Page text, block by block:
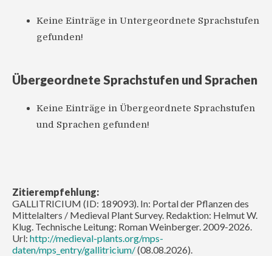
Keine Einträge in Untergeordnete Sprachstufen
gefunden!
Übergeordnete Sprachstufen und Sprachen
Keine Einträge in Übergeordnete Sprachstufen
und Sprachen gefunden!
Zitierempfehlung:
GALLITRICIUM (ID: 189093). In: Portal der Pflanzen des
Mittelalters / Medieval Plant Survey. Redaktion: Helmut W.
Klug. Technische Leitung: Roman Weinberger. 2009-2026.
Url: http://medieval-plants.org/mps-
daten/mps_entry/gallitricium/(08.08.2026).